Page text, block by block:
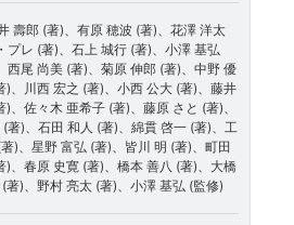
壽郎 (著)、有原 穂波 (著)、花澤 洋太
プレ (著)、石上 城行 (著)、小澤 基弘
西尾 尚美 (著)、菊原 伸郎 (著)、中野 優
)、川西 宏之 (著)、小西 公大 (著)、藤井
、佐々木 亜希子 (著)、藤原 さと (著)、
著)、石田 和人 (著)、綿貫 啓一 (著)、工
)、星野 富弘 (著)、皆川 明 (著)、町田
)、春原 史寛 (著)、橋本 善八 (著)、大橋
著)、野村 亮太 (著)、小澤 基弘 (監修)